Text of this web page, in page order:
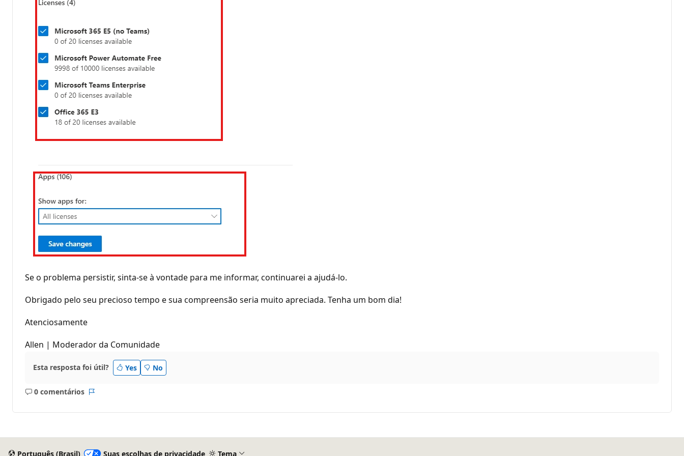
Se o problema persistir, sinta-se à vontade para me informar, continuarei a ajudá-lo.
Obrigado pelo seu precioso tempo e sua compreensão seria muito apreciada. Tenha um bom dia!
Atenciosamente
Allen | Moderador da Comunidade
Esta resposta foi útil? Yes No
0 comentários
Sem
Português (Brasil) Suas escolhas de privacidade Tema